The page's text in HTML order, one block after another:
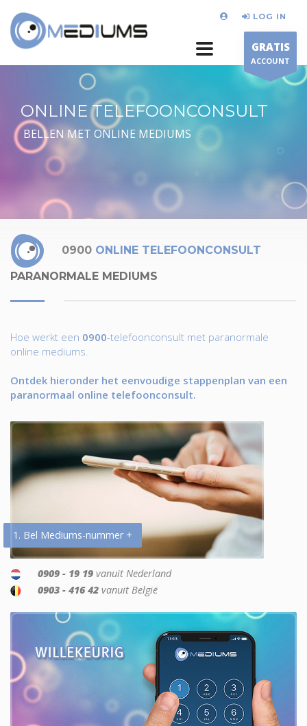
LOG IN
GRATIS
ACCOUNT
ONLINE TELEFOONCONSULT
BELLEN MET ONLINE MEDIUMS
0900 ONLINE TELEFOONCONSULT
PARANORMALE MEDIUMS
Hoe werkt een 0900-telefoonconsult met paranormale
online mediums.
Ontdek hieronder het eenvoudige stappenplan van een
paranormaal online telefoonconsult.
1. Bel Mediums-nummer +
0909 - 19 19 vanuit Nederland
0903 - 416 42 vanuit België